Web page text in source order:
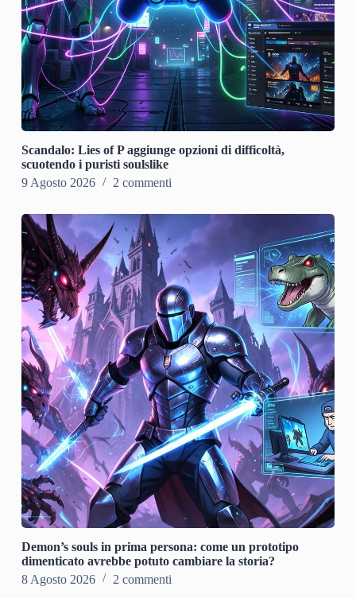
Scandalo: Lies of P aggiunge opzioni di difficoltà,
scuotendo i puristi soulslike
9 Agosto 2026
2 commenti
Demon’s souls in prima persona: come un prototipo
dimenticato avrebbe potuto cambiare la storia?
8 Agosto 2026
2 commenti